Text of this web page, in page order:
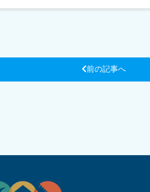
前の記事へ